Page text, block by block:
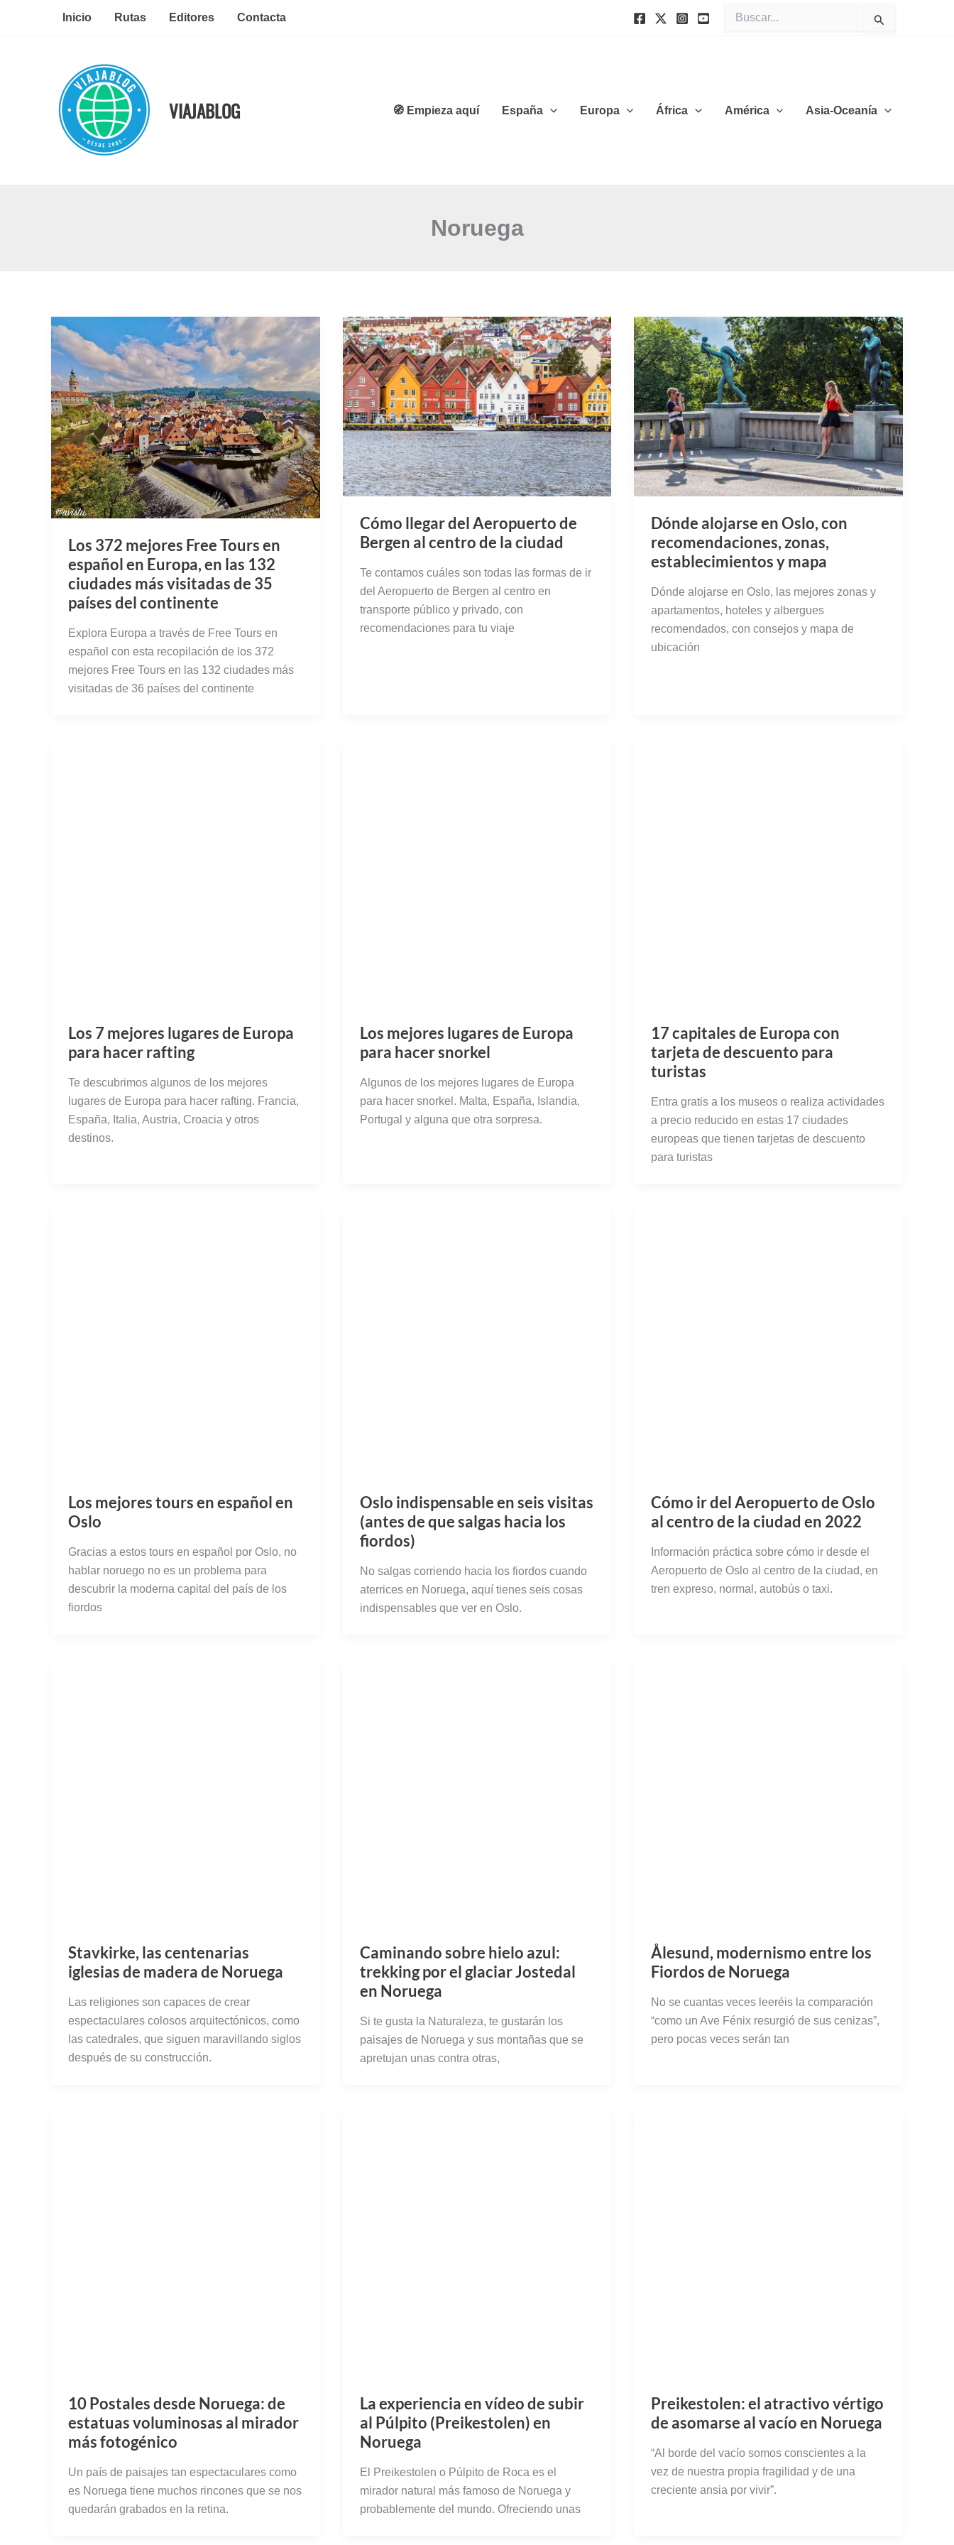
Inicio Rutas Editores Contacta
por:
VIAJABLOG 🧭 Empieza aquí España Europa África América Asia-Oceanía
Noruega
Los 372 mejores Free Tours en
español en Europa, en las 132
ciudades más visitadas de 35
países del continente
Explora Europa a través de Free Tours en
español con esta recopilación de los 372
mejores Free Tours en las 132 ciudades más
visitadas de 36 países del continente
Cómo llegar del Aeropuerto de
Bergen al centro de la ciudad
Te contamos cuáles son todas las formas de ir
del Aeropuerto de Bergen al centro en
transporte público y privado, con
recomendaciones para tu viaje
Dónde alojarse en Oslo, con
recomendaciones, zonas,
establecimientos y mapa
Dónde alojarse en Oslo, las mejores zonas y
apartamentos, hoteles y albergues
recomendados, con consejos y mapa de
ubicación
Los 7 mejores lugares de Europa
para hacer rafting
Te descubrimos algunos de los mejores
lugares de Europa para hacer rafting. Francia,
España, Italia, Austria, Croacia y otros
destinos.
Los mejores lugares de Europa
para hacer snorkel
Algunos de los mejores lugares de Europa
para hacer snorkel. Malta, España, Islandia,
Portugal y alguna que otra sorpresa.
17 capitales de Europa con
tarjeta de descuento para
turistas
Entra gratis a los museos o realiza actividades
a precio reducido en estas 17 ciudades
europeas que tienen tarjetas de descuento
para turistas
Los mejores tours en español en
Oslo
Gracias a estos tours en español por Oslo, no
hablar noruego no es un problema para
descubrir la moderna capital del país de los
fiordos
Oslo indispensable en seis visitas
(antes de que salgas hacia los
fiordos)
No salgas corriendo hacia los fiordos cuando
aterrices en Noruega, aquí tienes seis cosas
indispensables que ver en Oslo.
Cómo ir del Aeropuerto de Oslo
al centro de la ciudad en 2022
Información práctica sobre cómo ir desde el
Aeropuerto de Oslo al centro de la ciudad, en
tren expreso, normal, autobús o taxi.
Stavkirke, las centenarias
iglesias de madera de Noruega
Las religiones son capaces de crear
espectaculares colosos arquitectónicos, como
las catedrales, que siguen maravillando siglos
después de su construcción.
Caminando sobre hielo azul:
trekking por el glaciar Jostedal
en Noruega
Si te gusta la Naturaleza, te gustarán los
paisajes de Noruega y sus montañas que se
apretujan unas contra otras,
Ålesund, modernismo entre los
Fiordos de Noruega
No se cuantas veces leeréis la comparación
“como un Ave Fénix resurgió de sus cenizas”,
pero pocas veces serán tan
10 Postales desde Noruega: de
estatuas voluminosas al mirador
más fotogénico
Un país de paisajes tan espectaculares como
es Noruega tiene muchos rincones que se nos
quedarán grabados en la retina.
La experiencia en vídeo de subir
al Púlpito (Preikestolen) en
Noruega
El Preikestolen o Púlpito de Roca es el
mirador natural más famoso de Noruega y
probablemente del mundo. Ofreciendo unas
Preikestolen: el atractivo vértigo
de asomarse al vacío en Noruega
“Al borde del vacío somos conscientes a la
vez de nuestra propia fragilidad y de una
creciente ansia por vivir”.